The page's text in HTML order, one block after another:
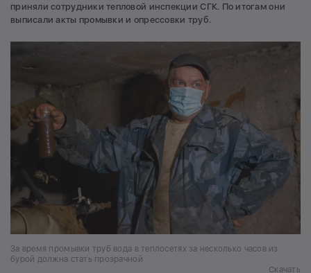
приняли сотрудники тепловой инспекции СГК. По итогам они
выписали акты промывки и опрессовки труб.
За время промывки труб вода в теплосетях за несколько часов из
бурой должна стать прозрачной
Скачать